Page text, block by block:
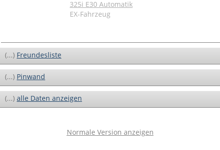
325i E30 Automatik
EX-Fahrzeug
(...) Freundesliste
(...) Pinwand
(...) alle Daten anzeigen
Normale Version anzeigen